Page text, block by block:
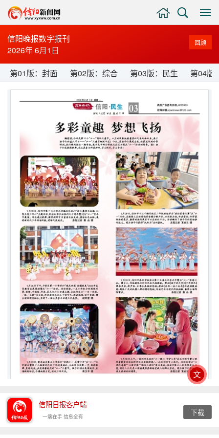
显
示
与
隐
侧
边
栏
搜
索
主
页
信阳晚报数字报刊
2026年 6月1日
回顾
第01版：封面 第02版：综合 第03版：民生 第04版
信阳日报客户端
一端在手 信息全有 下载
文